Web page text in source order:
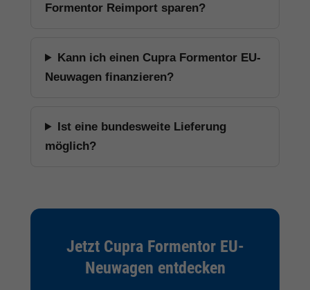
Formentor Reimport sparen?
Kann ich einen Cupra Formentor EU-
Neuwagen finanzieren?
Ist eine bundesweite Lieferung
möglich?
Jetzt Cupra Formentor EU-
Neuwagen entdecken